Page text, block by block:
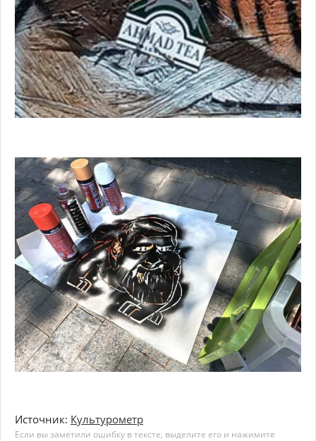
Источник: Культурометр
Если вы заметили ошибку в тексте, выделите его и нажимите